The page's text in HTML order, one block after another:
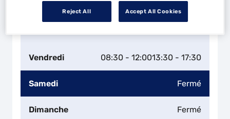
Mercredi 08:30 - 12:00 13:30 - 17:30
Vendredi 08:30 - 12:0013:30 - 17:30
Samedi Fermé
Dimanche Fermé
Reject All Accept All Cookies